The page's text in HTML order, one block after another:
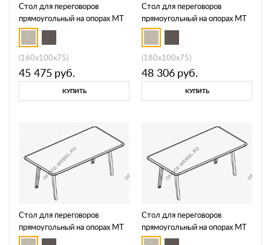
Стол для переговоров
прямоугольный на опорах МТ
МР Б1Б 149
(160x100x75)
45 475 руб.
КУПИТЬ
Стол для переговоров
прямоугольный на опорах МТ
МР Б1Б 150
(180x100x75)
48 306 руб.
КУПИТЬ
Стол для переговоров
прямоугольный на опорах МТ
МР Б1Б 151
Стол для переговоров
прямоугольный на опорах МТ
МР Б1Б 152